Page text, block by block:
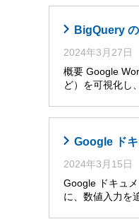
BigQuery
2024年3月27日
概要 Google
ど）を可視化し
Google ド
2024年3月15日
Google ドキュ
に、数値入力を